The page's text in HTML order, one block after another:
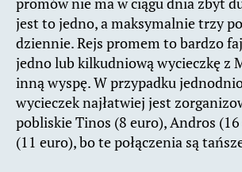
jest to jedno, a maksymalnie trzy
dziennie. Rejs promem to bardzo
jedno lub kilkudniową wycieczkę z
inną wyspę. W przypadku
wycieczek najłatwiej jest
pobliskie Tinos (8 euro), Andros
(11 euro), bo te połączenia są